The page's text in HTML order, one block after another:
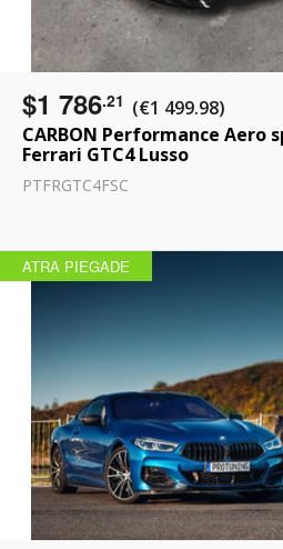
$1 786.21 (€1 499.98)
CARBON Performance Aero
Ferrari GTC4 Lusso
PTFRGTC4FSC
ATRA PIEGADE